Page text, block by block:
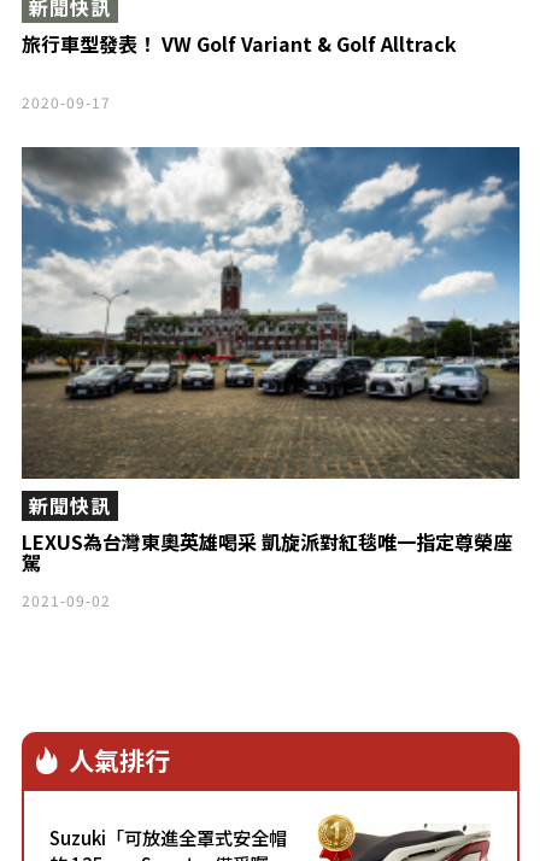
旅行車型發表！ VW Golf Variant & Golf Alltrack
新聞快訊
2020-09-17
LEXUS為台灣東奧英雄喝采 凱旋派對紅毯唯一指定尊榮座
駕
新聞快訊
2021-09-02
人氣排行
Suzuki「可放進全罩式安全帽